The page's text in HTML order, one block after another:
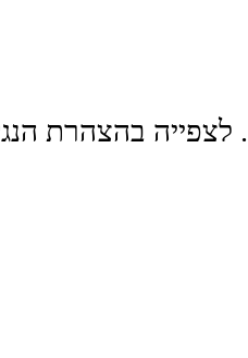
לצפייה בהצהרת הנגישות, במסמכים משפטיים ובהצהרות נוספות, אנא לחצו על השורה שמעל זאת .